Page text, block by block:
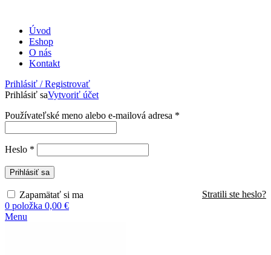
Úvod
Eshop
O nás
Kontakt
Prihlásiť / Registrovať
Prihlásiť saVytvoriť účet
Používateľské meno alebo e-mailová adresa *
Heslo *
Prihlásiť sa
Stratili ste heslo?
Zapamätať si ma
0 položka 0,00 €
Menu